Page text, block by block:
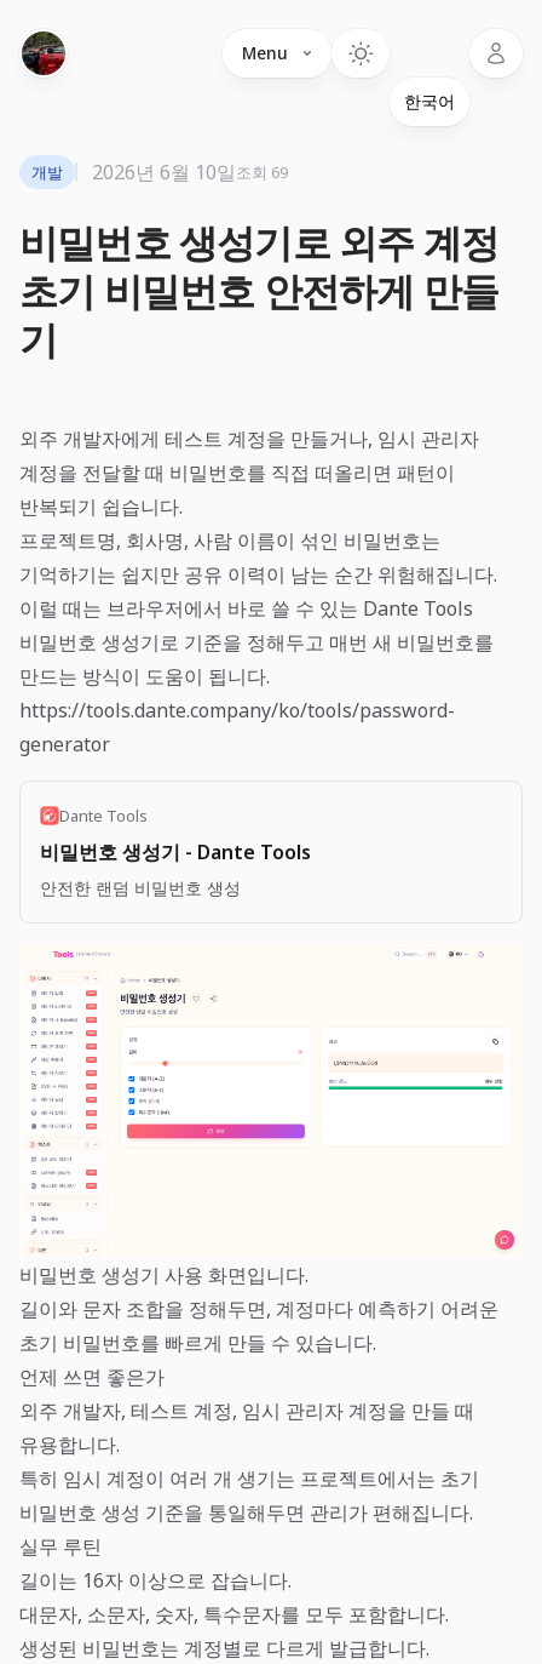
Menu
비밀번호 생성기로 외주 계정
초기 비밀번호 안전하게 만들
기
개발 2026년 6월 10일조회 69
외주 개발자에게 테스트 계정을 만들거나, 임시 관리자
계정을 전달할 때 비밀번호를 직접 떠올리면 패턴이
반복되기 쉽습니다.
프로젝트명, 회사명, 사람 이름이 섞인 비밀번호는
기억하기는 쉽지만 공유 이력이 남는 순간 위험해집니다.
이럴 때는 브라우저에서 바로 쓸 수 있는 Dante Tools
비밀번호 생성기로 기준을 정해두고 매번 새 비밀번호를
만드는 방식이 도움이 됩니다.
https://tools.dante.company/ko/tools/password-
generator
Dante Tools
비밀번호 생성기 - Dante Tools
안전한 랜덤 비밀번호 생성
비밀번호 생성기 사용 화면입니다.
길이와 문자 조합을 정해두면, 계정마다 예측하기 어려운
초기 비밀번호를 빠르게 만들 수 있습니다.
언제 쓰면 좋은가
외주 개발자, 테스트 계정, 임시 관리자 계정을 만들 때
유용합니다.
특히 임시 계정이 여러 개 생기는 프로젝트에서는 초기
비밀번호 생성 기준을 통일해두면 관리가 편해집니다.
실무 루틴
길이는 16자 이상으로 잡습니다.
대문자, 소문자, 숫자, 특수문자를 모두 포함합니다.
생성된 비밀번호는 계정별로 다르게 발급합니다.